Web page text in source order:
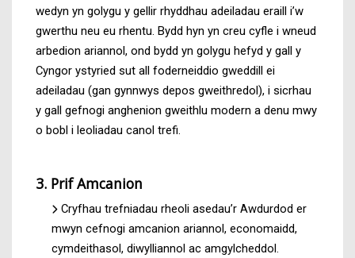
wedyn yn golygu y gellir rhyddhau adeiladau eraill i’w
gwerthu neu eu rhentu. Bydd hyn yn creu cyfle i wneud
arbedion ariannol, ond bydd yn golygu hefyd y gall y
Cyngor ystyried sut all foderneiddio gweddill ei
adeiladau (gan gynnwys depos gweithredol), i sicrhau
y gall gefnogi anghenion gweithlu modern a denu mwy
o bobl i leoliadau canol trefi.
3. Prif Amcanion
Cryfhau trefniadau rheoli asedau’r Awdurdod er
mwyn cefnogi amcanion ariannol, economaidd,
cymdeithasol, diwylliannol ac amgylcheddol.